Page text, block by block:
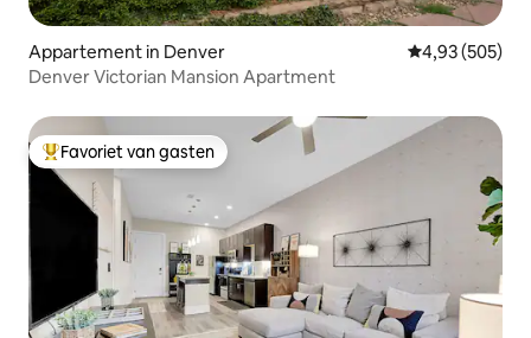
Appartement in Denver Gemiddelde
4,93 (505)
Denver Victorian Mansion Apartment
Topfavoriet van gasten
Favoriet van gasten